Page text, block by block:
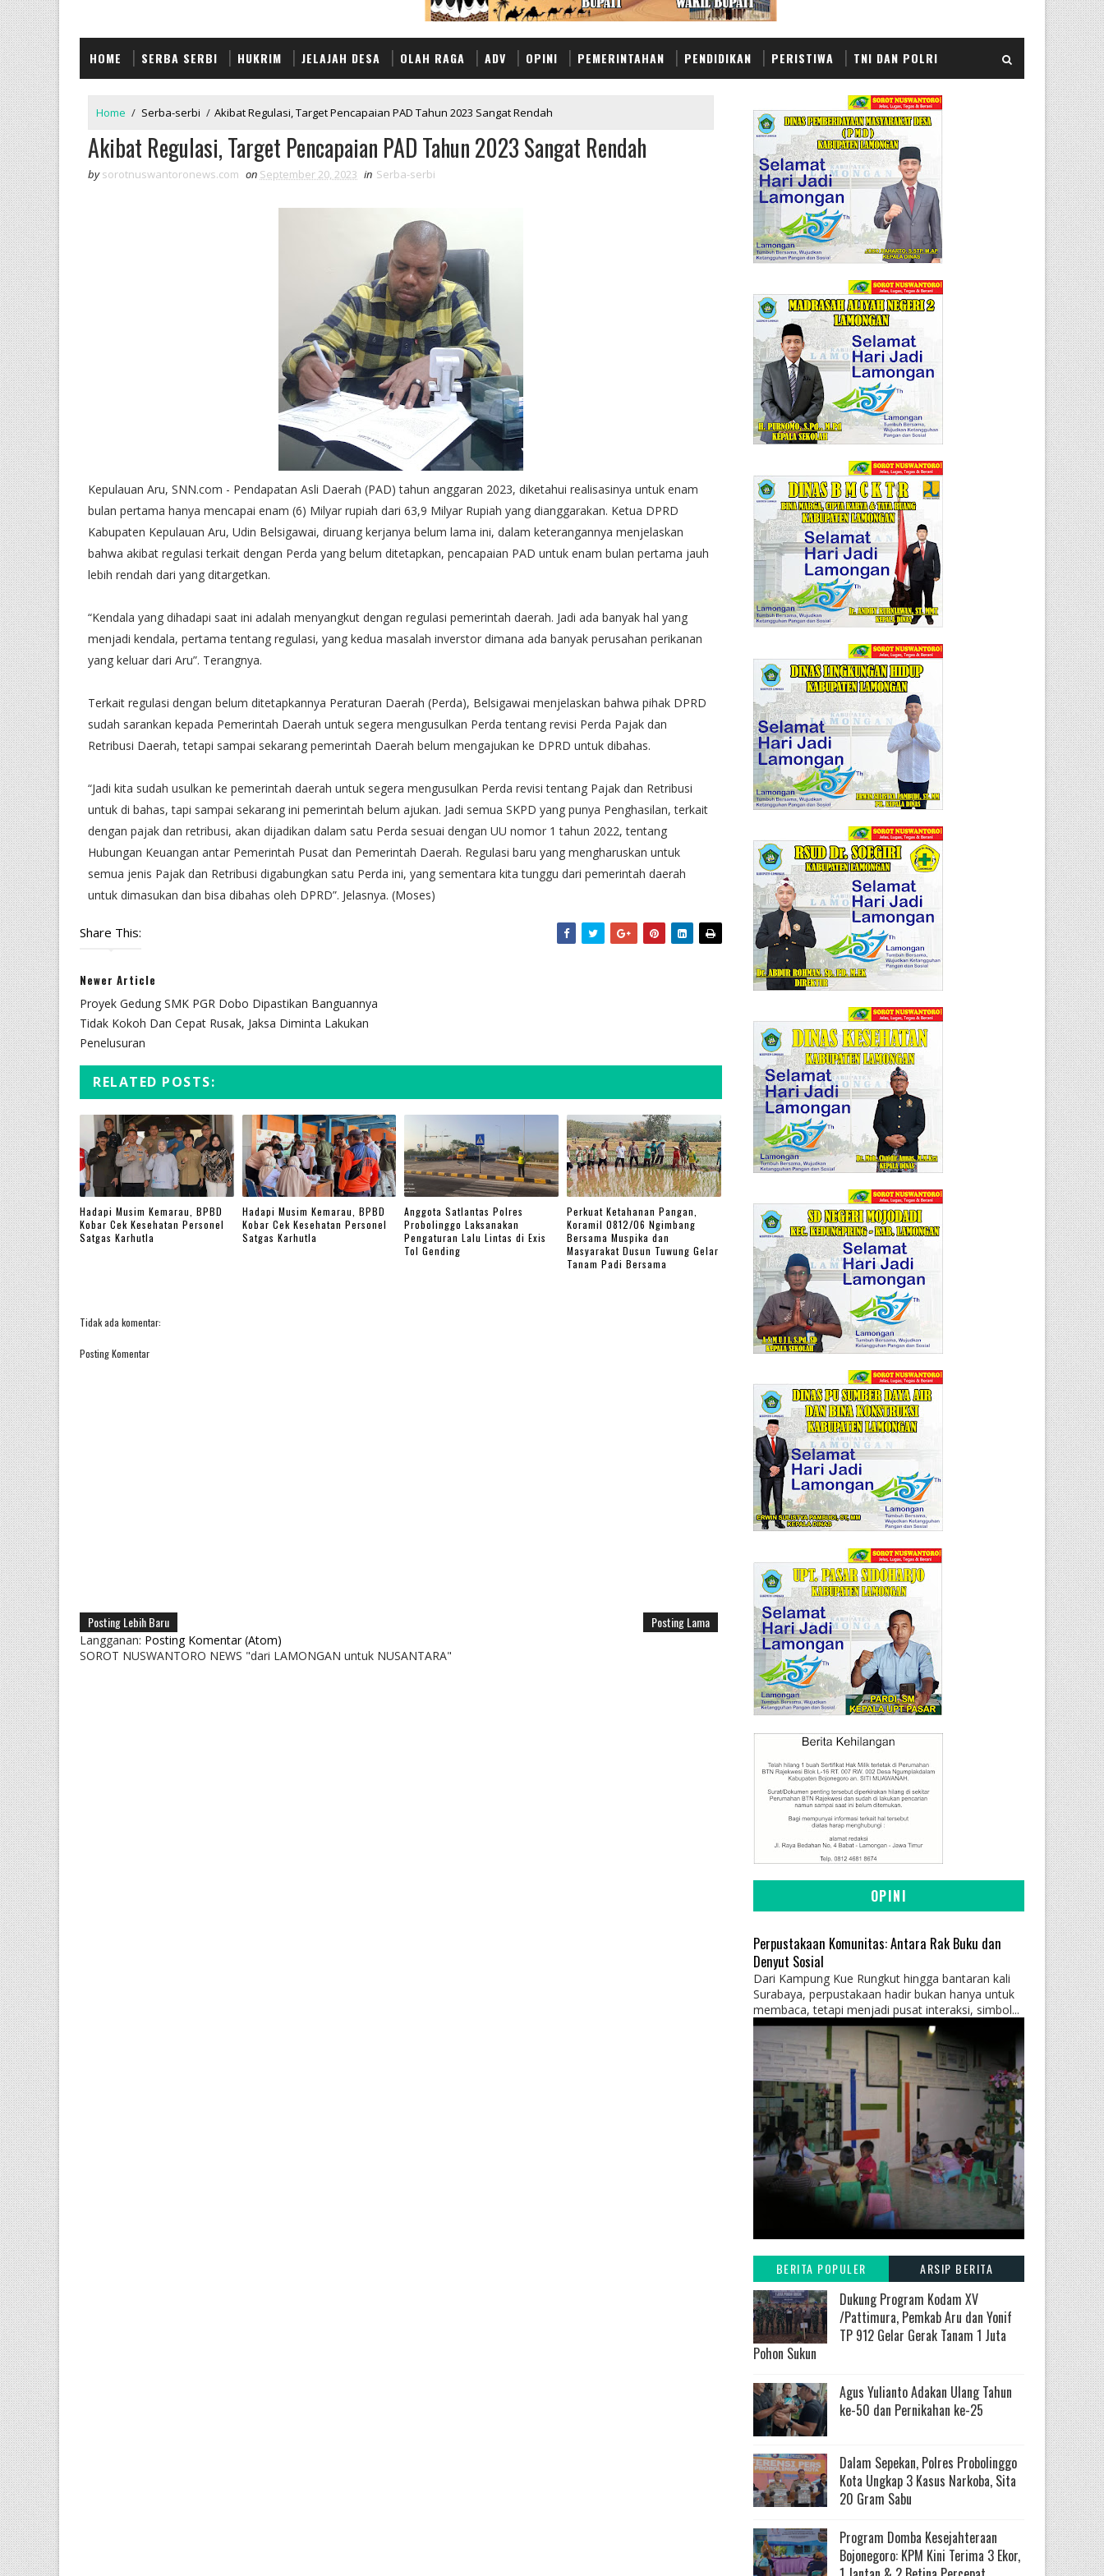
HOME SERBA SERBI HUKRIM JELAJAH DESA OLAH RAGA ADV OPINI PEMERINTAHAN PENDIDIKAN PERISTIWA TNI DAN POLRI
Home / Serba-serbi / Akibat Regulasi, Target Pencapaian PAD Tahun 2023 Sangat Rendah
Akibat Regulasi, Target Pencapaian PAD Tahun 2023 Sangat Rendah
by sorotnuswantoronews.com on September 20, 2023 in Serba-serbi
Kepulauan Aru, SNN.com - Pendapatan Asli Daerah (PAD) tahun anggaran 2023, diketahui realisasinya untuk enam
bulan pertama hanya mencapai enam (6) Milyar rupiah dari 63,9 Milyar Rupiah yang dianggarakan. Ketua DPRD
Kabupaten Kepulauan Aru, Udin Belsigawai, diruang kerjanya belum lama ini, dalam keterangannya menjelaskan
bahwa akibat regulasi terkait dengan Perda yang belum ditetapkan, pencapaian PAD untuk enam bulan pertama jauh
lebih rendah dari yang ditargetkan.
“Kendala yang dihadapi saat ini adalah menyangkut dengan regulasi pemerintah daerah. Jadi ada banyak hal yang
menjadi kendala, pertama tentang regulasi, yang kedua masalah inverstor dimana ada banyak perusahan perikanan
yang keluar dari Aru”. Terangnya.
Terkait regulasi dengan belum ditetapkannya Peraturan Daerah (Perda), Belsigawai menjelaskan bahwa pihak DPRD
sudah sarankan kepada Pemerintah Daerah untuk segera mengusulkan Perda tentang revisi Perda Pajak dan
Retribusi Daerah, tetapi sampai sekarang pemerintah Daerah belum mengajukan ke DPRD untuk dibahas.
“Jadi kita sudah usulkan ke pemerintah daerah untuk segera mengusulkan Perda revisi tentang Pajak dan Retribusi
untuk di bahas, tapi sampai sekarang ini pemerintah belum ajukan. Jadi semua SKPD yang punya Penghasilan, terkait
dengan pajak dan retribusi, akan dijadikan dalam satu Perda sesuai dengan UU nomor 1 tahun 2022, tentang
Hubungan Keuangan antar Pemerintah Pusat dan Pemerintah Daerah. Regulasi baru yang mengharuskan untuk
semua jenis Pajak dan Retribusi digabungkan satu Perda ini, yang sementara kita tunggu dari pemerintah daerah
untuk dimasukan dan bisa dibahas oleh DPRD”. Jelasnya. (Moses)
Share This:
Newer Article
Proyek Gedung SMK PGR Dobo Dipastikan Banguannya
Tidak Kokoh Dan Cepat Rusak, Jaksa Diminta Lakukan
Penelusuran
RELATED POSTS:
Hadapi Musim Kemarau, BPBD
Kobar Cek Kesehatan Personel
Satgas Karhutla
Hadapi Musim Kemarau, BPBD
Kobar Cek Kesehatan Personel
Satgas Karhutla
Anggota Satlantas Polres
Probolinggo Laksanakan
Pengaturan Lalu Lintas di Exis
Tol Gending
Perkuat Ketahanan Pangan,
Koramil 0812/06 Ngimbang
Bersama Muspika dan
Masyarakat Dusun Tuwung Gelar
Tanam Padi Bersama
Tidak ada komentar:
Posting Komentar
Posting Lebih Baru Posting Lama
Langganan: Posting Komentar (Atom)
SOROT NUSWANTORO NEWS "dari LAMONGAN untuk NUSANTARA"
OPINI
Perpustakaan Komunitas: Antara Rak Buku dan
Denyut Sosial
Dari Kampung Kue Rungkut hingga bantaran kali
Surabaya, perpustakaan hadir bukan hanya untuk
membaca, tetapi menjadi pusat interaksi, simbol...
BERITA POPULER ARSIP BERITA
Dukung Program Kodam XV
/Pattimura, Pemkab Aru dan Yonif
TP 912 Gelar Gerak Tanam 1 Juta
Pohon Sukun
Agus Yulianto Adakan Ulang Tahun
ke-50 dan Pernikahan ke-25
Dalam Sepekan, Polres Probolinggo
Kota Ungkap 3 Kasus Narkoba, Sita
20 Gram Sabu
Program Domba Kesejahteraan
Bojonegoro: KPM Kini Terima 3 Ekor,